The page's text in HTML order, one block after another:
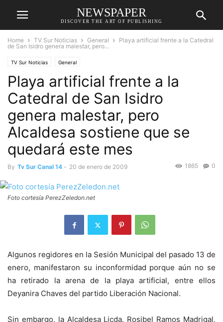
NEWSPAPER
DISCOVER THE ART OF PUBLISHING
Home TV Sur Noticias General
Playa artificial frente a la Catedral
de San Isidro genera malestar, pero...
TV Sur Noticias General
Playa artificial frente a la
Catedral de San Isidro
genera malestar, pero
Alcaldesa sostiene que se
quedará este mes
By Tv Sur Canal 14 - 20 de enero de 2009 0
1865
Foto cortesía PerezZeledon.net
Algunos regidores en la Sesión Municipal del pasado 13 de
enero, manifestaron su inconformidad porque aún no se
ha retirado la arena de la playa artificial, entre ellos
Deyanira Chaves del partido Liberación Nacional.
Sin embargo, la Alcaldesa Licda. Rosibel Ramos Madrigal,